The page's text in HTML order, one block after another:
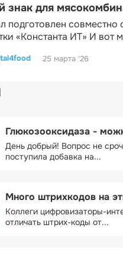
знак для
подготовлен
«Константа ИТ» И вот
25 марта '26
Глюкозооксидаза -
День добрый! Вопрос не
поступила добавка на...
Много штрихкодов на
Коллеги цифровизаторы-
отличать штрих-коды от...